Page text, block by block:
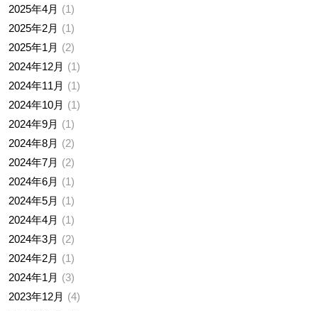
2025年4月
1
2025年2月
1
2025年1月
2
2024年12月
1
2024年11月
1
2024年10月
1
2024年9月
1
2024年8月
2
2024年7月
2
2024年6月
1
2024年5月
1
2024年4月
1
2024年3月
2
2024年2月
1
2024年1月
3
2023年12月
4